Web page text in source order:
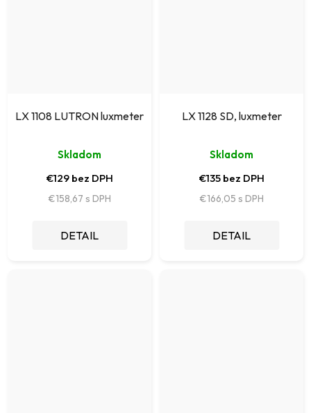
LX 1108 LUTRON luxmeter
Skladom
€129 bez DPH
€158,67
DETAIL
LX 1128 SD, luxmeter
Skladom
€135 bez DPH
€166,05
DETAIL